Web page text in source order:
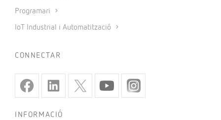
Programari
IoT Industrial i Automatització
CONNECTAR
INFORMACIÓ